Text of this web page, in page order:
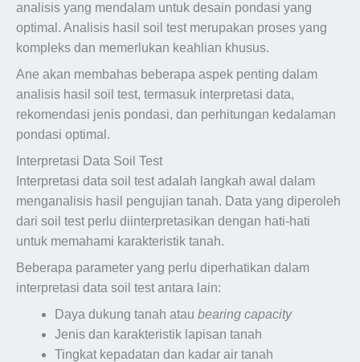
analisis yang mendalam untuk desain pondasi yang
optimal. Analisis hasil soil test merupakan proses yang
kompleks dan memerlukan keahlian khusus.
Ane akan membahas beberapa aspek penting dalam
analisis hasil soil test, termasuk interpretasi data,
rekomendasi jenis pondasi, dan perhitungan kedalaman
pondasi optimal.
Interpretasi Data Soil Test
Interpretasi data soil test adalah langkah awal dalam
menganalisis hasil pengujian tanah. Data yang diperoleh
dari soil test perlu diinterpretasikan dengan hati-hati
untuk memahami karakteristik tanah.
Beberapa parameter yang perlu diperhatikan dalam
interpretasi data soil test antara lain:
Daya dukung tanah atau bearing capacity
Jenis dan karakteristik lapisan tanah
Tingkat kepadatan dan kadar air tanah